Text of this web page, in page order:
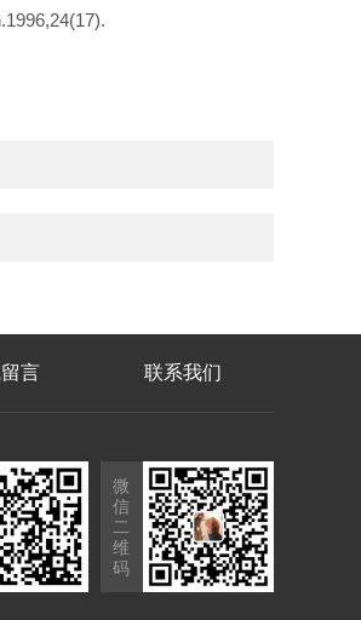
言 联系我们
微
信
二
维
码